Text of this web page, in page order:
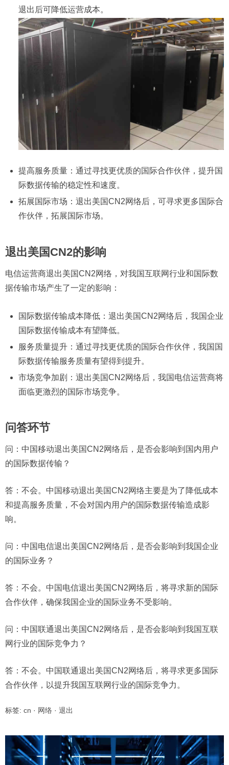
退出后可降低运营成本。
提高服务质量：通过寻找更优质的国际合作伙伴，提升国
际数据传输的稳定性和速度。
拓展国际市场：退出美国CN2网络后，可寻求更多国际合
作伙伴，拓展国际市场。
退出美国CN2的影响
电信运营商退出美国CN2网络，对我国互联网行业和国际数
据传输市场产生了一定的影响：
国际数据传输成本降低：退出美国CN2网络后，我国企业
国际数据传输成本有望降低。
服务质量提升：通过寻找更优质的国际合作伙伴，我国国
际数据传输服务质量有望得到提升。
市场竞争加剧：退出美国CN2网络后，我国电信运营商将
面临更激烈的国际市场竞争。
问答环节
问： 中国移动退出美国CN2网络后，是否会影响到国内用户
的国际数据传输？
答：不会。中国移动退出美国CN2网络主要是为了降低成本
和提高服务质量，不会对国内用户的国际数据传输造成影
响。
问： 中国电信退出美国CN2网络后，是否会影响到我国企业
的国际业务？
答：不会。中国电信退出美国CN2网络后，将寻求新的国际
合作伙伴，确保我国企业的国际业务不受影响。
问： 中国联通退出美国CN2网络后，是否会影响到我国互联
网行业的国际竞争力？
答：不会。中国联通退出美国CN2网络后，将寻求更多国际
合作伙伴，以提升我国互联网行业的国际竞争力。
标签: cn · 网络 · 退出